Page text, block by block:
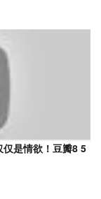
仅是情欲！豆瓣8 5